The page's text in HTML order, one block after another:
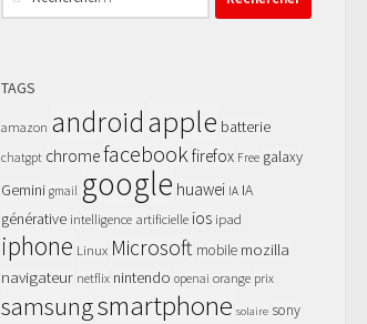
TAGS
amazon androidapple batterie
chatgpt chromefacebookfirefox Free galaxy
Gemini gmail google huawei IA IA
générative intelligence artificielle ios ipad
iphone Linux Microsoft mobile mozilla
navigateur netflix nintendo openai orange prix
samsungsmartphone solaire sony